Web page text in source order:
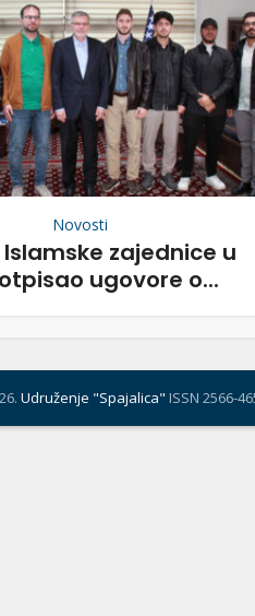
Novosti
zajednice u
ugovore o...
Udruženje "Spajalica" ISSN 2566-